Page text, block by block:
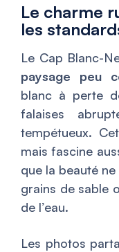
Le charme
les
Le Cap Blanc-
paysage peu
blanc à perte
falaises
tempétueux.
mais fascine
que la beauté
grains de sable
de l’eau.
Les photos